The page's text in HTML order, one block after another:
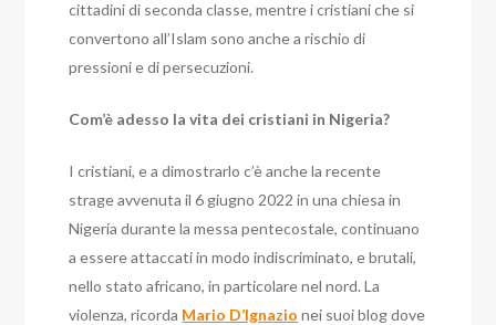
cittadini di seconda classe, mentre i cristiani che si
convertono all’Islam sono anche a rischio di
pressioni e di persecuzioni.
Com’è adesso la vita dei cristiani in Nigeria?
I cristiani, e a dimostrarlo c’è anche la recente
strage avvenuta il 6 giugno 2022 in una chiesa in
Nigeria durante la messa pentecostale, continuano
a essere attaccati in modo indiscriminato, e brutali,
nello stato africano, in particolare nel nord. La
violenza, ricorda Mario D’Ignazio nei suoi blog dove